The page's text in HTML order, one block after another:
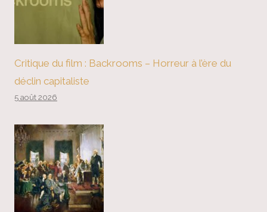
Critique du film : Backrooms – Horreur à l’ère du
déclin capitaliste
5 août 2026